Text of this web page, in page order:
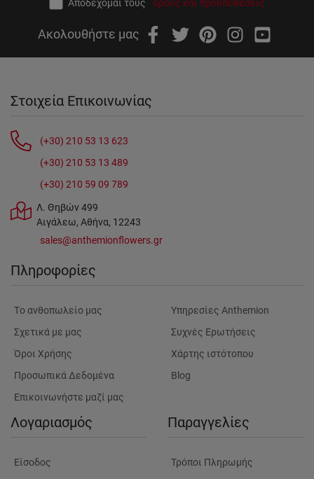
Αποδέχομαι τους όρους και προϋποθέσεις
Ακολουθήστε μας
Στοιχεία Επικοινωνίας
(+30) 210 53 13 623
(+30) 210 53 13 489
(+30) 210 59 09 789
Λ. Θηβών 499
Αιγάλεω, Αθήνα, 12243
sales@anthemionflowers.gr
Πληροφορίες
Tο ανθοπωλείο μας
Σχετικά με μας
Όροι Χρήσης
Προσωπικά Δεδομένα
Επικοινωνήστε μαζί μας
Υπηρεσίες Anthemion
Συχνές Ερωτήσεις
Χάρτης ιστότοπου
Blog
Λογαριασμός
Είσοδος
Παραγγελίες
Τρόποι Πληρωμής